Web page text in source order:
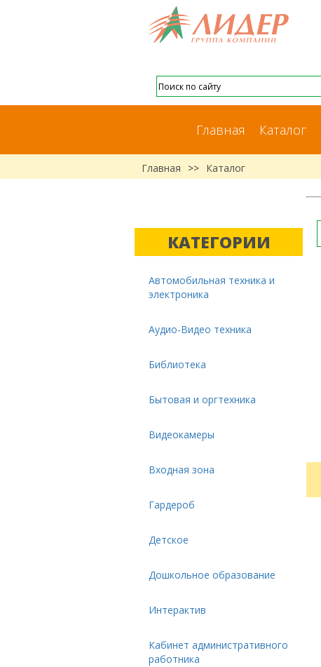
Главная Каталог
Главная >> Каталог
КАТЕГОРИИ
Автомобильная техника и
электроника
Аудио-Видео техника
Библиотека
Бытовая и оргтехника
Видеокамеры
Входная зона
Гардероб
Детское
Дошкольное образование
Интерактив
Кабинет административного
работника